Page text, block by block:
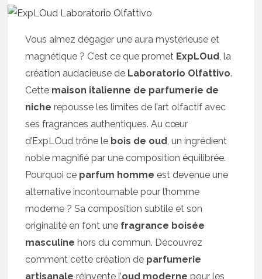
Vous aimez dégager une aura mystérieuse et
magnétique ? C’est ce que promet ExpLOud, la
création audacieuse de Laboratorio Olfattivo.
Cette maison italienne de parfumerie de
niche repousse les limites de l’art olfactif avec
ses fragrances authentiques. Au cœur
d’ExpLOud trône le bois de oud, un ingrédient
noble magnifié par une composition équilibrée.
Pourquoi ce parfum homme est devenue une
alternative incontournable pour l’homme
moderne ? Sa composition subtile et son
originalité en font une fragrance boisée
masculine hors du commun. Découvrez
comment cette création de parfumerie
artisanale réinvente l’oud moderne pour les